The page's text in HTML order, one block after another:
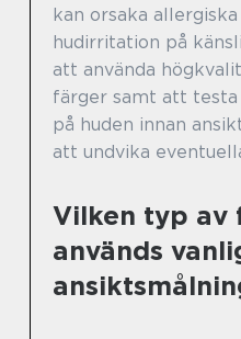
kan orsaka
hudirritation på
att använda
färger samt att
på huden innan
att undvika
Vilken typ av
används